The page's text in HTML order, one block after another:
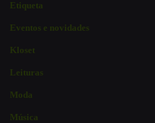
Etiqueta
Eventos e novidades
Kloset
Leituras
Moda
Música